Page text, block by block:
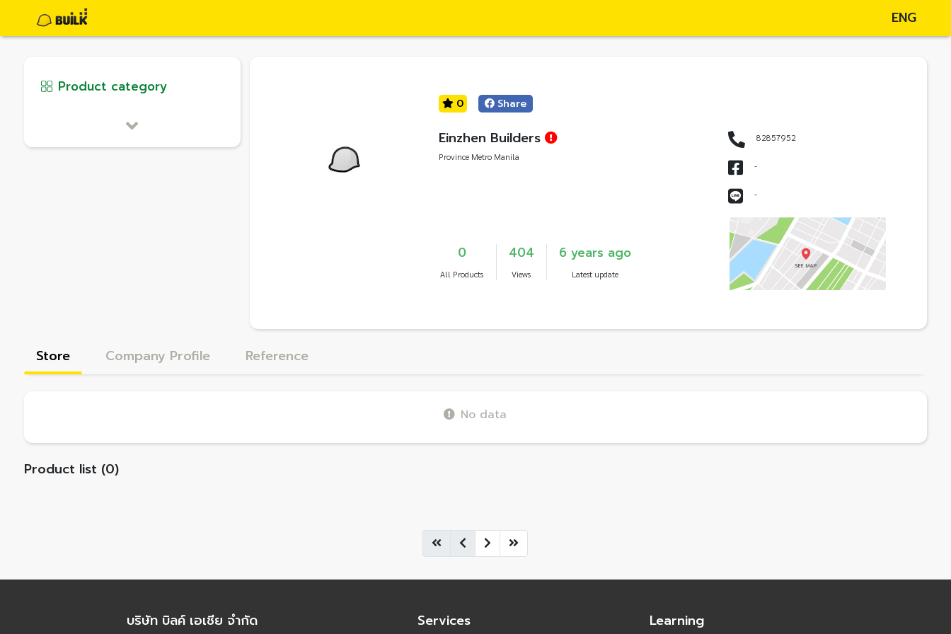
ENG
Product category
0 Share
Einzhen Builders
Province Metro Manila
0
All Products
404
Views
6 years ago
Latest update
82857952
-
-
Store Company Profile Reference
No data
Product list (0)
บริษัท บิลค์ เอเชีย จำกัด Services Learning